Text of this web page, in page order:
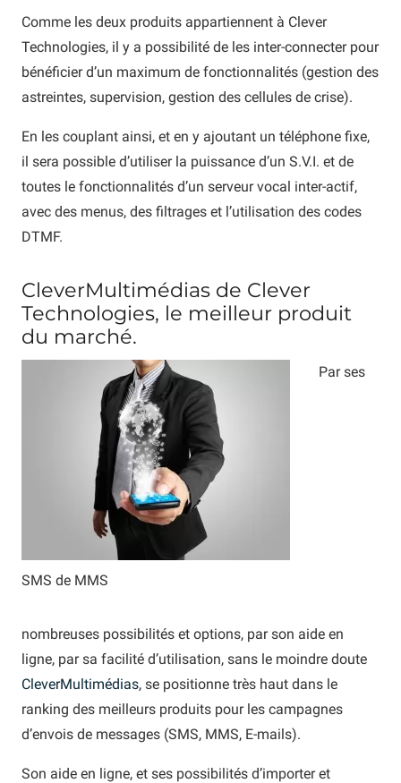
Comme les deux produits appartiennent à Clever
Technologies, il y a possibilité de les inter-connecter pour
bénéficier d’un maximum de fonctionnalités (gestion des
astreintes, supervision, gestion des cellules de crise).
En les couplant ainsi, et en y ajoutant un téléphone fixe,
il sera possible d’utiliser la puissance d’un S.V.I. et de
toutes le fonctionnalités d’un serveur vocal inter-actif,
avec des menus, des filtrages et l’utilisation des codes
DTMF.
CleverMultimédias de Clever
Technologies, le meilleur produit
du marché.
SMS de MMS
Par ses
nombreuses possibilités et options, par son aide en
ligne, par sa facilité d’utilisation, sans le moindre doute
CleverMultimédias, se positionne très haut dans le
ranking des meilleurs produits pour les campagnes
d’envois de messages (SMS, MMS, E-mails).
Son aide en ligne, et ses possibilités d’importer et